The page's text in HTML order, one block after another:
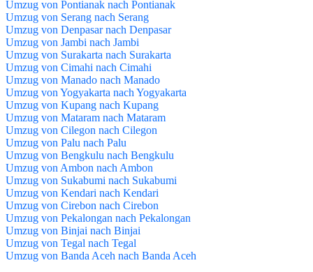
Umzug von Pontianak nach Pontianak
Umzug von Serang nach Serang
Umzug von Denpasar nach Denpasar
Umzug von Jambi nach Jambi
Umzug von Surakarta nach Surakarta
Umzug von Cimahi nach Cimahi
Umzug von Manado nach Manado
Umzug von Yogyakarta nach Yogyakarta
Umzug von Kupang nach Kupang
Umzug von Mataram nach Mataram
Umzug von Cilegon nach Cilegon
Umzug von Palu nach Palu
Umzug von Bengkulu nach Bengkulu
Umzug von Ambon nach Ambon
Umzug von Sukabumi nach Sukabumi
Umzug von Kendari nach Kendari
Umzug von Cirebon nach Cirebon
Umzug von Pekalongan nach Pekalongan
Umzug von Binjai nach Binjai
Umzug von Tegal nach Tegal
Umzug von Banda Aceh nach Banda Aceh